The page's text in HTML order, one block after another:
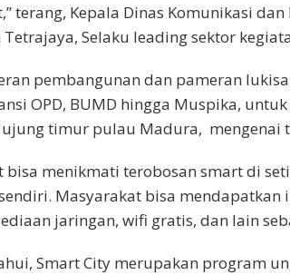
terang, Kepala Dinas Komunikasi
Tetrajaya, Selaku leading sektor
pembangunan dan pameran
OPD, BUMD hingga Muspika,
timur pulau Madura, mengenai
bisa menikmati terobosan smart di
Masyarakat bisa mendapatkan
jaringan, wifi gratis, dan lain
Smart City merupakan program